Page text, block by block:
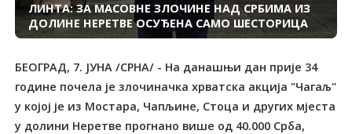
ЛИНТА: ЗА МАСОВНЕ ЗЛОЧИНЕ НАД СРБИМА ИЗ
ДОЛИНЕ НЕРЕТВЕ ОСУЂЕНА САМО ШЕСТОРИЦА
БЕОГРАД, 7. ЈУНА /СРНА/ - На данашњи дан прије 34
године почела је злочиначка хрватска акција "Чагаљ"
у којој је из Мостара, Чапљине, Стоца и других мјеста
у долини Неретве прогнано више од 40.000 Срба,